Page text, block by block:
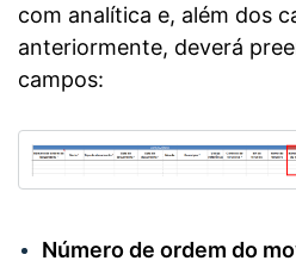
com analítica e, além dos
anteriormente, deverá
campos:
Número de ordem do